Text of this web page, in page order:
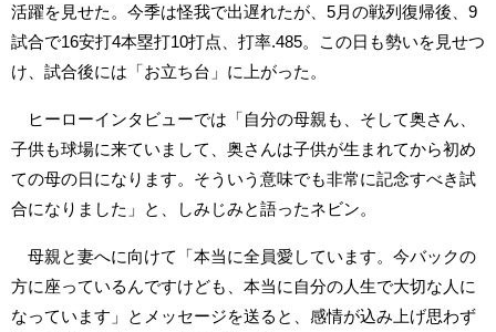
活躍を見せた。今季は怪我で出遅れたが、5月の戦列復帰後、9
試合で16安打4本塁打10打点、打率.485。この日も勢いを見せつ
け、試合後には「お立ち台」に上がった。
ヒーローインタビューでは「自分の母親も、そして奥さん、
子供も球場に来ていまして、奥さんは子供が生まれてから初め
ての母の日になります。そういう意味でも非常に記念すべき試
合になりました」と、しみじみと語ったネビン。
母親と妻へに向けて「本当に全員愛しています。今バックの
方に座っているんですけども、本当に自分の人生で大切な人に
なっています」とメッセージを送ると、感情が込み上げ思わず